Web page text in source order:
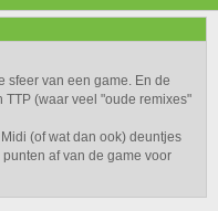
sfeer van een game. En de
TTP (waar veel "oude remixes"
(of wat dan ook) deuntjes
af van de game voor